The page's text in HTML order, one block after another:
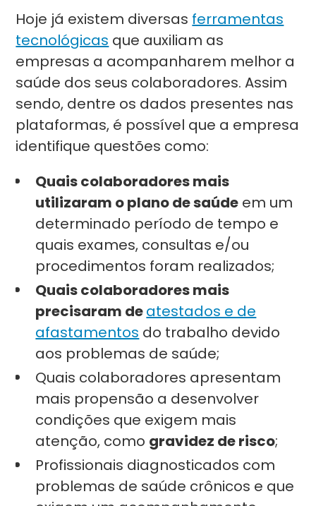
Hoje já existem diversas ferramentas
tecnológicas que auxiliam as
empresas a acompanharem melhor a
saúde dos seus colaboradores. Assim
sendo, dentre os dados presentes nas
plataformas, é possível que a empresa
identifique questões como:
Quais colaboradores mais
utilizaram o plano de saúde em um
determinado período de tempo e
quais exames, consultas e/ou
procedimentos foram realizados;
Quais colaboradores mais
precisaram deatestados e de
afastamentos do trabalho devido
aos problemas de saúde;
Quais colaboradores apresentam
mais propensão a desenvolver
condições que exigem mais
atenção, como gravidez de risco;
Profissionais diagnosticados com
problemas de saúde crônicos e que